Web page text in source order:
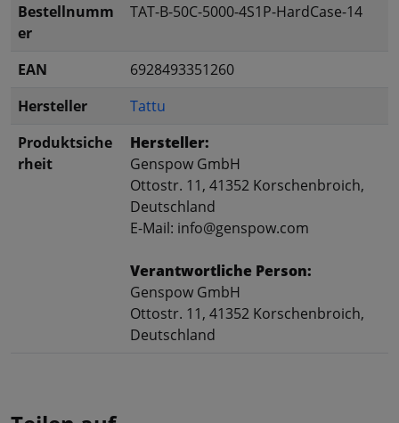
Bestellnumm
er
TAT-B-50C-5000-4S1P-HardCase-14
EAN
6928493351260
Hersteller
Tattu
Produktsiche
rheit
Hersteller:
Genspow GmbH
Ottostr. 11, 41352 Korschenbroich,
Deutschland
E-Mail: info@genspow.com
Verantwortliche Person:
Genspow GmbH
Ottostr. 11, 41352 Korschenbroich,
Deutschland